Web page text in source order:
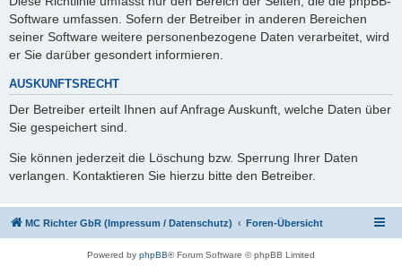
Software umfassen. Sofern der Betreiber in anderen Bereichen
seiner Software weitere personenbezogene Daten verarbeitet, wird
er Sie darüber gesondert informieren.
AUSKUNFTSRECHT
Der Betreiber erteilt Ihnen auf Anfrage Auskunft, welche Daten über
Sie gespeichert sind.
Sie können jederzeit die Löschung bzw. Sperrung Ihrer Daten
verlangen. Kontaktieren Sie hierzu bitte den Betreiber.
MC Richter GbR (Impressum / Datenschutz) Foren-Übersicht
Powered by phpBB® Forum Software © phpBB Limited